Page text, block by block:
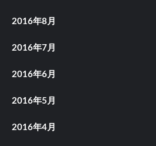
2016年8月
2016年7月
2016年6月
2016年5月
2016年4月